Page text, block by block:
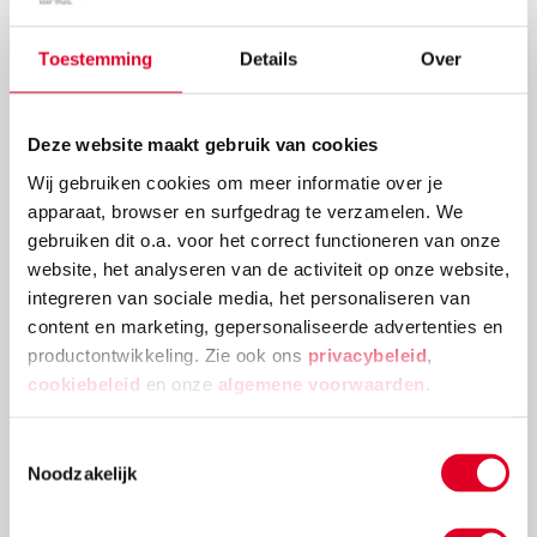
Toestemming Details Over
Deze website maakt gebruik van cookies
Wij gebruiken cookies om meer informatie over je
apparaat, browser en surfgedrag te verzamelen. We
gebruiken dit o.a. voor het correct functioneren van onze
website, het analyseren van de activiteit op onze website,
integreren van sociale media, het personaliseren van
content en marketing, gepersonaliseerde advertenties en
productontwikkeling. Zie ook ons privacybeleid
cookiebeleid en onze algemene voorwaarden
Noodzakelijk
Knutselidee: kerstballenboom maken
Deze kerstballenboom is een echte eyecatcher! Plak
verschillende groottes van kerstballen en
versieringen aan elkaar tot deze mooie
kerstballenboom ontstaat!